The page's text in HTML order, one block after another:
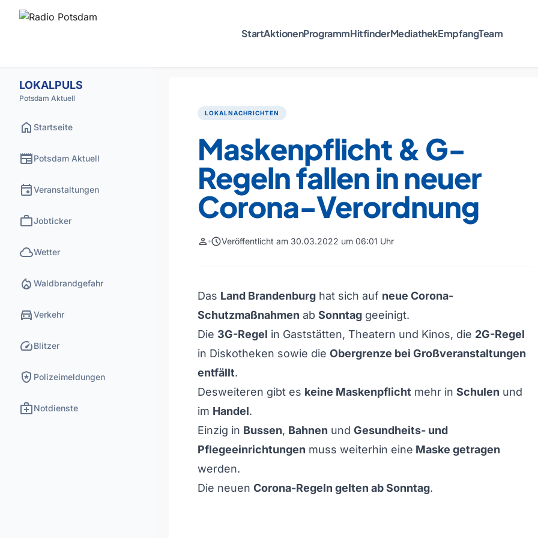
StartAktionenProgrammHitfinderMediathekEmpfangTeam
LOKALPULS
Potsdam Aktuell
home Startseite
newspaperPotsdam Aktuell
eventVeranstaltungen
workJobticker
cloudWetter
local_fire_department Waldbrandgefahr
directions_carVerkehr
speedBlitzer
local_police Polizeimeldungen
medical_servicesNotdienste
LOKALNACHRICHTEN
Maskenpflicht & G-
Regeln fallen in neuer
Corona-Verordnung
person scheduleVeröffentlicht am 30.03.2022 um 06:01 Uhr
Das Land Brandenburg hat sich auf neue Corona-
Schutzmaßnahmen ab Sonntag geeinigt.
Die 3G-Regel in Gaststätten, Theatern und Kinos, die 2G-Regel
in Diskotheken sowie die Obergrenze bei Großveranstaltungen
entfällt.
Desweiteren gibt es keine Maskenpflicht mehr in Schulen und
im Handel.
Einzig in Bussen, Bahnen und Gesundheits- und
Pflegeeinrichtungen muss weiterhin eine Maske getragen
werden.
Die neuen Corona-Regeln gelten ab Sonntag.